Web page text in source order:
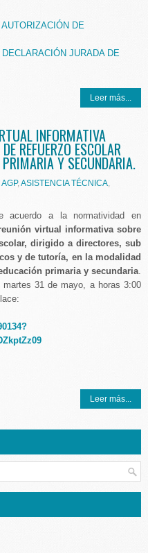
DE
JURADA DE
Leer más...
INFORMATIVA
REFUERZO ESCOLAR
Y SECUNDARIA.
AGP,ASISTENCIA TÉCNICA,
acuerdo a la normatividad en
virtual informativa sobre
dirigido a directores, sub
y de tutoría, en la modalidad
primaria y secundaria.
31 de mayo, a horas 3:00
Leer más...